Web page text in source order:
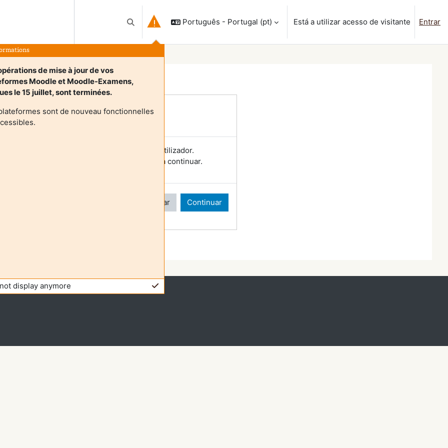
Alternar a entrada da pesquisa
de mise à jour de vos
Moodle et Moodle-Examens,
le 15 juillet, sont terminées.
sont de nouveau fonctionnelles
display anymore
Português - Portugal ‎(pt)‎ Está a utilizar acesso de visitante Entrar
required
Os visitantes não podem aceder aos perfis de utilizador.
Autentique-se com uma conta de utilizador para continuar.
Cancelar Continuar
(Entrar)